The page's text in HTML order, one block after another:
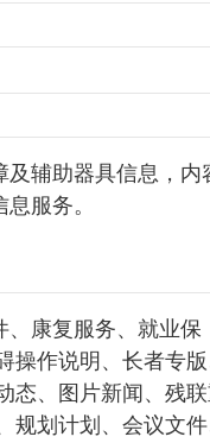
辅助器具信息，内
服务。
、康复服务、就业保
作说明、长者专版
态、图片新闻、残
划计划、会议文件